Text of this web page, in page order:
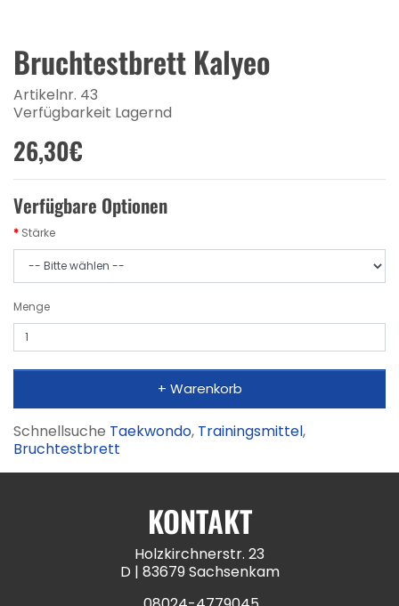
Bruchtestbrett Kalyeo
Artikelnr. 43
Verfügbarkeit Lagernd
26,30€
Verfügbare Optionen
Stärke
Menge
+ Warenkorb
Schnellsuche Taekwondo, Trainingsmittel,
Bruchtestbrett
KONTAKT
Holzkirchnerstr. 23
D | 83679 Sachsenkam